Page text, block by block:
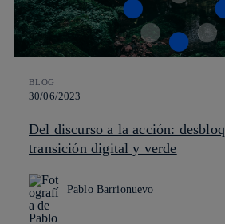
BLOG
30/06/2023
Del discurso a la acción:
transición digital y verde
Pablo Barrionuevo